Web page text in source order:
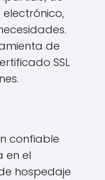
de
SSL
confiable
en el
hospedaje